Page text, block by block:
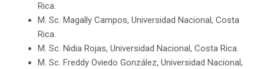
Rica.
M. Sc. Magally Campos, Universidad Nacional, Costa
Rica.
M. Sc. Nidia Rojas, Universidad Nacional, Costa Rica.
M. Sc. Freddy Oviedo González, Universidad Nacional,